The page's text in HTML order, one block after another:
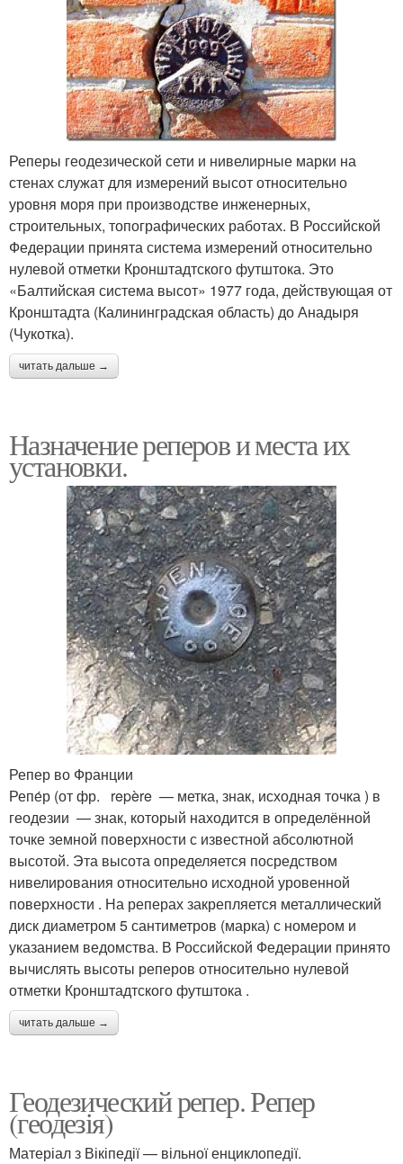
Реперы геодезической сети и нивелирные марки на
стенах служат для измерений высот относительно
уровня моря при производстве инженерных,
строительных, топографических работах. В Российской
Федерации принята система измерений относительно
нулевой отметки Кронштадтского футштока. Это
«Балтийская система высот» 1977 года, действующая от
Кронштадта (Калининградская область) до Анадыря
(Чукотка).
читать дальше →
Назначение реперов и места их
установки.
Репер во Франции
Репе́р (от фр. repère — метка, знак, исходная точка ) в
геодезии — знак, который находится в определённой
точке земной поверхности с известной абсолютной
высотой. Эта высота определяется посредством
нивелирования относительно исходной уровенной
поверхности . На реперах закрепляется металлический
диск диаметром 5 сантиметров (марка) с номером и
указанием ведомства. В Российской Федерации принято
вычислять высоты реперов относительно нулевой
отметки Кронштадтского футштока .
читать дальше →
Геодезический репер. Репер
(геодезія)
Матеріал з Вікіпедії — вільної енциклопедії.